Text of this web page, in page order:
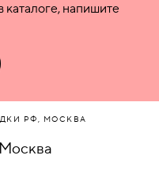
напишите
РФ, МОСКВА